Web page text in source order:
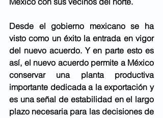
Desde el gobierno mexicano se ha
visto como un éxito la entrada en vigor
del nuevo acuerdo. Y en parte esto es
así, el nuevo acuerdo permite a México
conservar una planta productiva
importante dedicada a la exportación y
es una señal de estabilidad en el largo
plazo necesaria para las decisiones de